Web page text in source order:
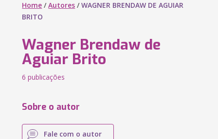
Home /Autores /WAGNER BRENDAW DE AGUIAR
BRITO
Wagner Brendaw de
Aguiar Brito
6 publicações
Sobre o autor
Fale com o autor